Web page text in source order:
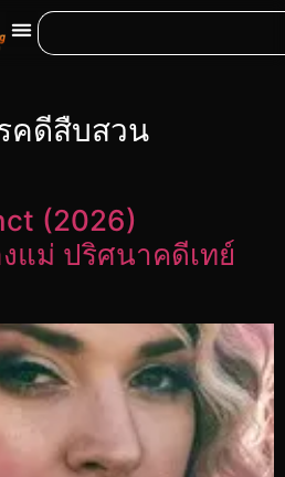
คดีสืบสวน
(2026)
ม่ ปริศนาคดีเทย์